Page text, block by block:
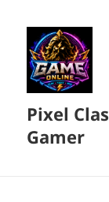
Pixel
Gamer